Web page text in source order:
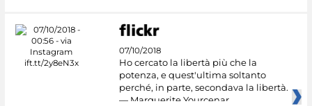
07/10/2018
Ho cercato la libertà più che la
potenza, e quest'ultima soltanto
perché, in parte, secondava la libertà.
— Marguerite Yourcenar